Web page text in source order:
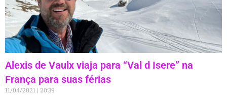
Alexis de Vaulx viaja para “Val d Isere” na
França para suas férias
11/04/2021 20:39